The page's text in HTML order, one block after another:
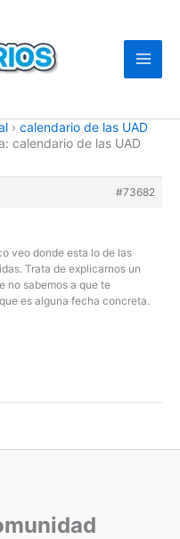
› calendario de las UAD
calendario de las UAD
#73682
veo donde esta lo de las
Trata de explicarnos un
no sabemos a que te
es alguna fecha concreta.